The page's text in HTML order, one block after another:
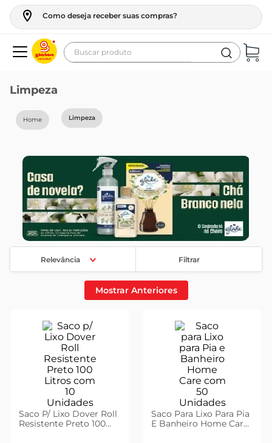
Como deseja receber suas compras?
Buscar produto
Limpeza
Limpeza
Relevância Filtrar
Mostrar Anteriores
Saco P/ Lixo Dover Roll
Resistente Preto 100
Saco Para Lixo Para Pia
E Banheiro Home Care
geladeira
maquina lavar
cerveja
frango
leite
vinho
leite pó